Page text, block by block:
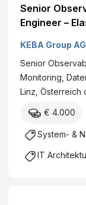
Senior
Engineer –
KEBA Group AG
Senior
Monitoring,
Linz, Österreich
€ 4.000
System- &
IT